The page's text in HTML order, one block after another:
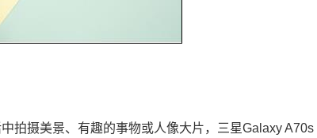
拍摄美景、有趣的事物或人像大片，三星Galaxy A70s